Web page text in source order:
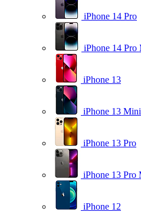
iPhone 14 Pro
iPhone 14 Pro
iPhone 13
iPhone 13 Mini
iPhone 13 Pro
iPhone 13 Pro
iPhone 12